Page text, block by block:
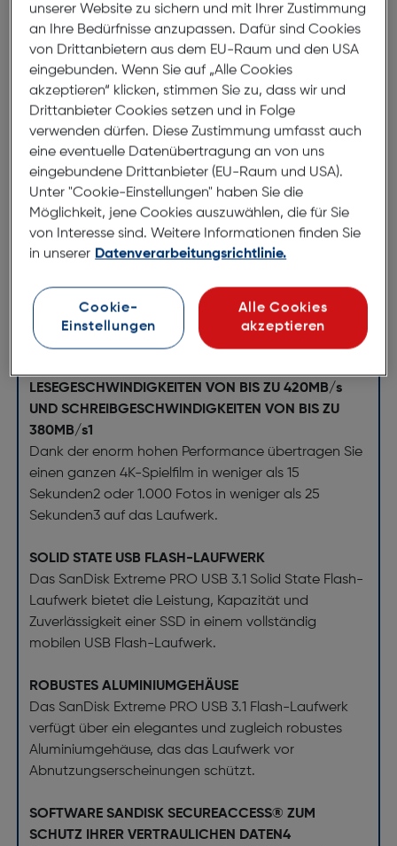
bietet eine enorm hohe Solid-State-Performance
im Design eines USB Flash-Laufwerks.Dieses Flash-
Laufwerk setzt in der USB-Speicherkategorie neue
Maßstäbe und sorgt für Lesegeschwindigkeiten von
bis zu 420MB/s und Schreibgeschwindigkeiten von
bis zu 380MB/s1, sodass Sie Ihre Daten blitzschnell
übertragen können. Durch Kapazitäten von bis zu
256GB* lassen sich auch riesige Dateien problemlos
verwalten. Das moderne Aluminiumgehäuse ist
elegant und zugleich robust, während die im
Lieferumfang enthaltene SanDisk SecureAccess
Software mit 128-Bit-Verschlüsselung und
Passwortschutz dafür sorgt, dass Ihre privaten
SanDisk Extreme PRO USB 3.1 Solid State Flash-
Laufwerk eine beschränkte lebenslange Garantie6
für zusätzlichen Schutz.
LESEGESCHWINDIGKEITEN VON BIS ZU 420MB/s
UND SCHREIBGESCHWINDIGKEITEN VON BIS ZU
380MB/s1
Dank der enorm hohen Performance übertragen Sie
einen ganzen 4K-Spielfilm in weniger als 15
Sekunden2 oder 1.000 Fotos in weniger als 25
Sekunden3 auf das Laufwerk.
SOLID STATE USB FLASH-LAUFWERK
Das SanDisk Extreme PRO USB 3.1 Solid State Flash-
Laufwerk bietet die Leistung, Kapazität und
Zuverlässigkeit einer SSD in einem vollständig
mobilen USB Flash-Laufwerk.
ROBUSTES ALUMINIUMGEHÄUSE
Das SanDisk Extreme PRO USB 3.1 Flash-Laufwerk
verfügt über ein elegantes und zugleich robustes
Aluminiumgehäuse, das das Laufwerk vor
Abnutzungserscheinungen schützt.
SOFTWARE SANDISK SECUREACCESS® ZUM
SCHUTZ IHRER VERTRAULICHEN DATEN4
unserer Website zu sichern und mit Ihrer Zustimmung
an Ihre Bedürfnisse anzupassen. Dafür sind Cookies
von Drittanbietern aus dem EU-Raum und den USA
eingebunden. Wenn Sie auf „Alle Cookies
akzeptieren“ klicken, stimmen Sie zu, dass wir und
Drittanbieter Cookies setzen und in Folge
verwenden dürfen. Diese Zustimmung umfasst auch
eine eventuelle Datenübertragung an von uns
eingebundene Drittanbieter (EU-Raum und USA).
Unter "Cookie-Einstellungen" haben Sie die
Möglichkeit, jene Cookies auszuwählen, die für Sie
von Interesse sind. Weitere Informationen finden Sie
in unserer Datenverarbeitungsrichtlinie.
Cookie-
Einstellungen
Alle Cookies
akzeptieren